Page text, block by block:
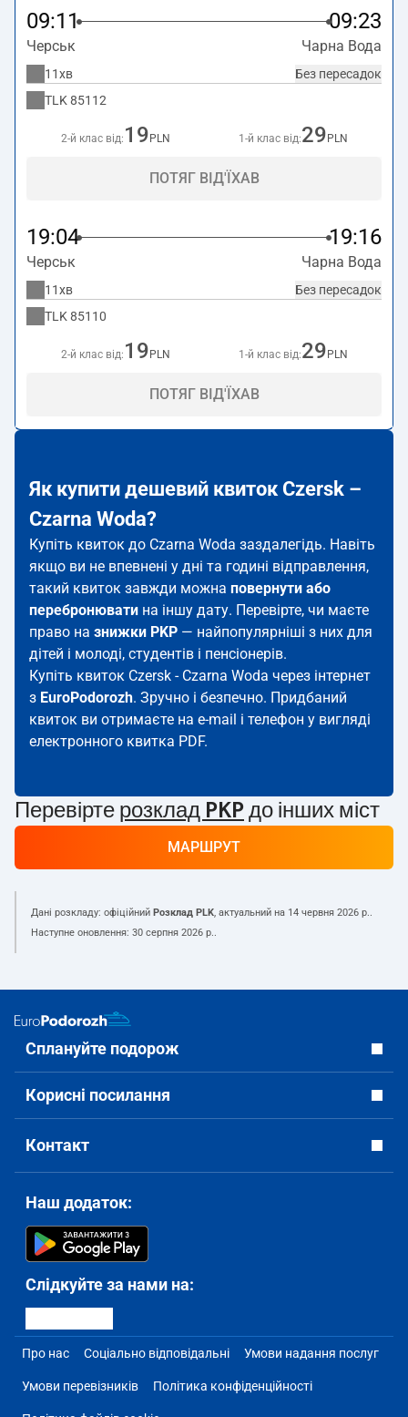
09:11 09:23
Черськ Чарна Вода
Без пересадок
11хв
TLK 85112
2-й клас від: 19 PLN 1-й клас від:29 PLN
ПОТЯГ ВІД'ЇХАВ
19:04 19:16
Черськ Чарна Вода
Без пересадок
11хв
TLK 85110
2-й клас від: 19 PLN 1-й клас від:29 PLN
ПОТЯГ ВІД'ЇХАВ
Як купити дешевий квиток Czersk –
Czarna Woda?
Купіть квиток до Czarna Woda заздалегідь. Навіть
якщо ви не впевнені у дні та годині відправлення,
такий квиток завжди можна повернути або
перебронювати на іншу дату. Перевірте, чи маєте
право на знижки PKP — найпопулярніші з них для
дітей і молоді, студентів і пенсіонерів.
Купіть квиток Czersk - Czarna Woda через інтернет
з EuroPodorozh. Зручно і безпечно. Придбаний
квиток ви отримаєте на e-mail і телефон у вигляді
електронного квитка PDF.
Перевірте розклад PKP до інших міст
МАРШРУТ
Дані розкладу: офіційний Розклад PLK, актуальний на 14 червня 2026 р..
Наступне оновлення: 30 серпня 2026 р..
Сплануйте подорож
Корисні посилання
Контакт
Наш додаток:
Слідкуйте за нами на:
Про нас Соціально відповідальні Умови надання послуг
Умови перевізників Політика конфіденційності